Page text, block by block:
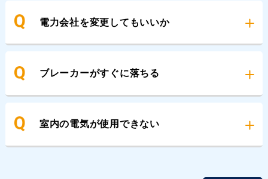
電力会社を変更してもいいか
ブレーカーがすぐに落ちる
室内の電気が使用できない